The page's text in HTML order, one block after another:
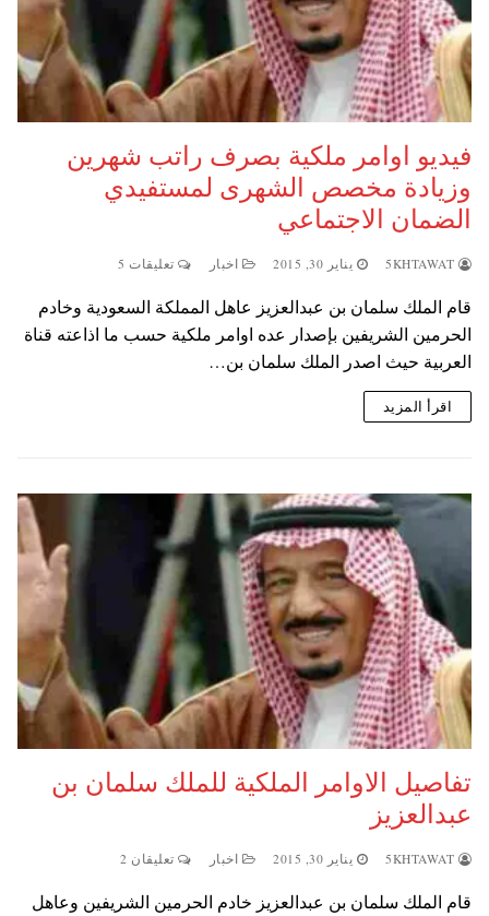
فيديو اوامر ملكية بصرف راتب شهرين
وزيادة مخصص الشهرى لمستفيدي
الضمان الاجتماعي
يناير 30, 2015 اخبار تعليقات 5
قام الملك سلمان بن عبدالعزيز عاهل المملكة السعودية وخادم
الحرمين الشريفين بإصدار عده اوامر ملكية حسب ما اذاعته قناة
العربية حيث اصدر الملك سلمان بن…
اقرأ المزيد
تفاصيل الاوامر الملكية للملك سلمان بن
عبدالعزيز
يناير 30, 2015 اخبار تعليقان 2
قام الملك سلمان بن عبدالعزيز خادم الحرمين الشريفين وعاهل